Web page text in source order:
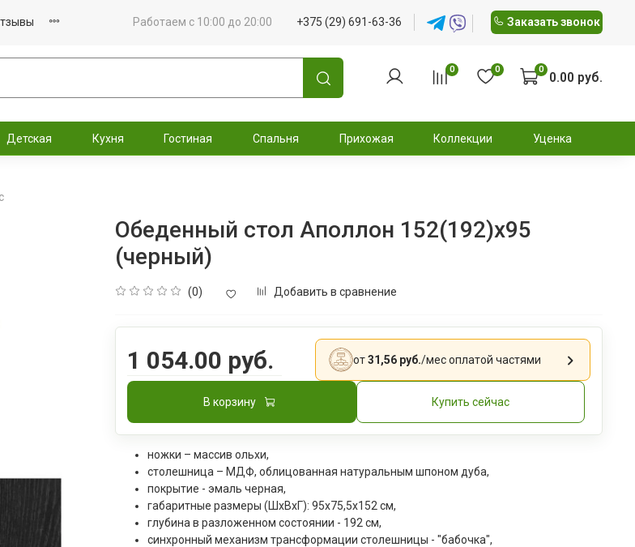
Работаем с 10:00 до 20:00 +375 (29) 691-63-36 Заказать звонок
0 0 0 0.00 руб.
Детская Кухня Гостиная Спальня Прихожая Коллекции Уценка
Обеденный стол Аполлон 152(192)x95
(черный)
(0) Добавить в сравнение
1 054.00 руб. от31,56 руб./месоплатой частями
В корзину Купить сейчас
ножки – массив ольхи,
столешница – МДФ, облицованная натуральным шпоном дуба,
покрытие - эмаль черная,
габаритные размеры (ШxВxГ): 95х75,5х152 см,
глубина в разложенном состоянии - 192 см,
синхронный механизм трансформации столешницы - "бабочка",